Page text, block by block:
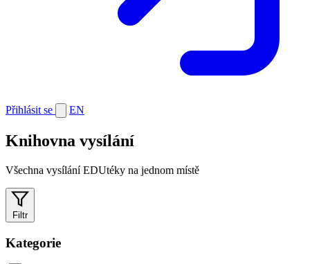
Přihlásit se EN
Knihovna vysílání
Všechna vysílání EDUtéky na jednom místě
Filtr
Kategorie